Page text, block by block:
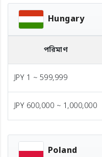
Hungary
পরিমাণ
JPY 1 ~ 599,999
JPY 600,000 ~ 1,000,000
Poland